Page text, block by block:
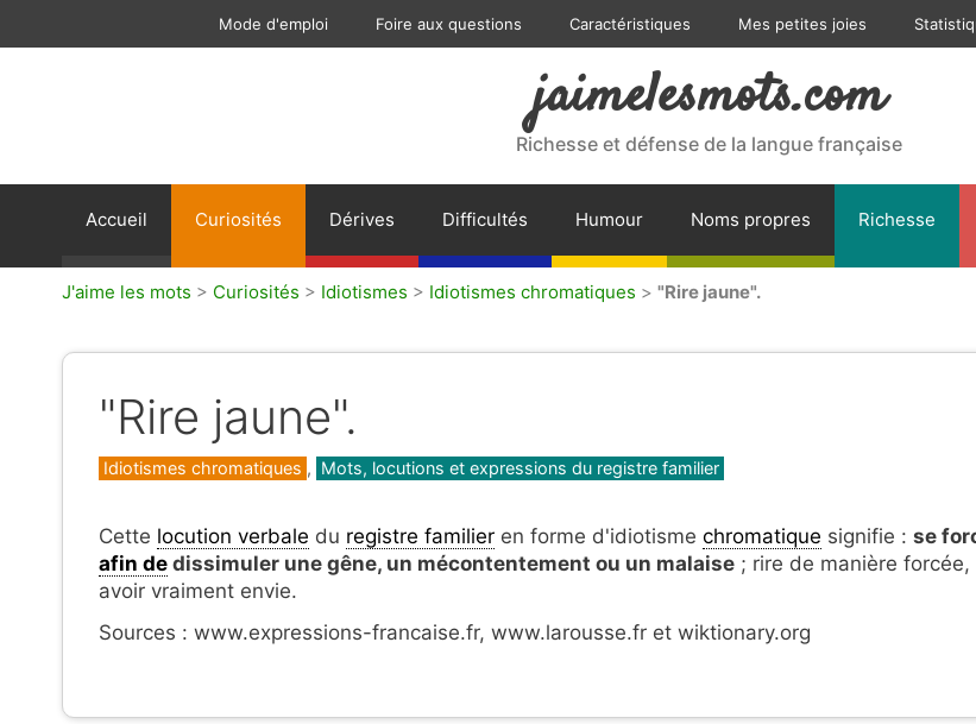
Mode d'emploi Foire aux questions Caractéristiques Mes petites joies
jaimelesmots.com
Richesse et défense de la langue française
Accueil Curiosités Dérives Difficultés Humour Noms propres Richesse
J'aime les mots > Curiosités > Idiotismes > Idiotismes chromatiques > "Rire jaune".
"Rire jaune".
Catégories
Idiotismes chromatiques , Mots, locutions et expressions du registre familier
Cette locution verbale du registre familier en forme d'idiotisme chromatique signifie : se
afin de dissimuler une gêne, un mécontentement ou un malaise ; rire de manière forcée,
avoir vraiment envie.
Sources : www.expressions-francaise.fr, www.larousse.fr et wiktionary.org